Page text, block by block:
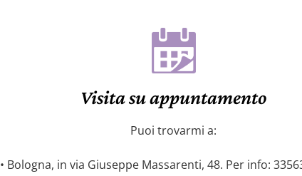
Visita su appuntamento
Puoi trovarmi a:
• Bologna, in via Giuseppe Massarenti, 48. Per info: